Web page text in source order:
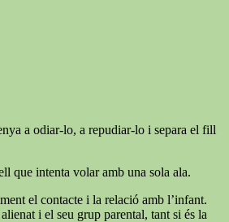
a odiar-lo, a repudiar-lo i separa el fill
que intenta volar amb una sola ala.
el contacte i la relació amb l’infant.
i el seu grup parental, tant si és la